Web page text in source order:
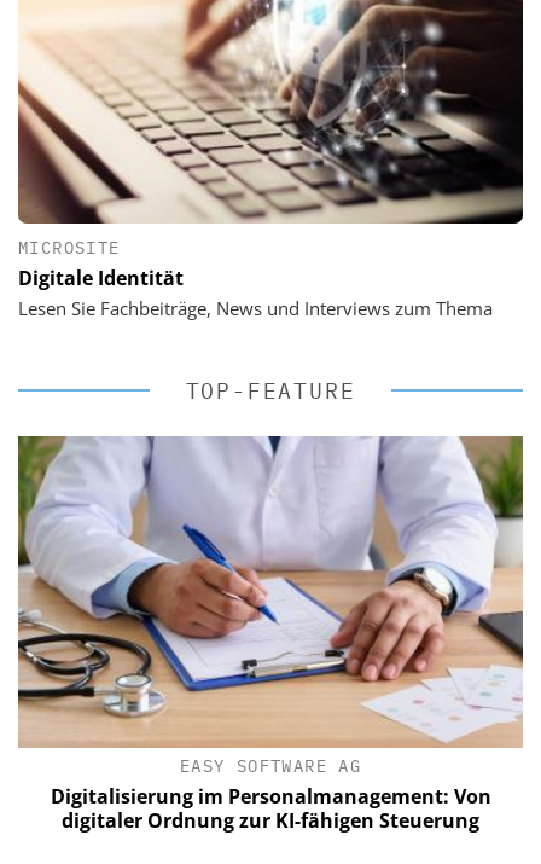
MICROSITE
Digitale Identität
Lesen Sie Fachbeiträge, News und Interviews zum Thema
TOP-FEATURE
EASY SOFTWARE AG
Digitalisierung im Personalmanagement: Von
digitaler Ordnung zur KI-fähigen Steuerung